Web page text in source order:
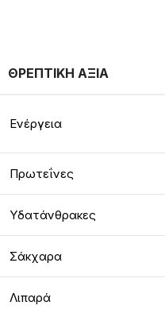
ΘΡΕΠΤΙΚΗ ΑΞΙΑ
Ενέργεια
Πρωτεΐνες
Υδατάνθρακες
Σάκχαρα
Λιπαρά